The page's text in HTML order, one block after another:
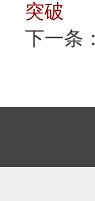
突破
下一条：